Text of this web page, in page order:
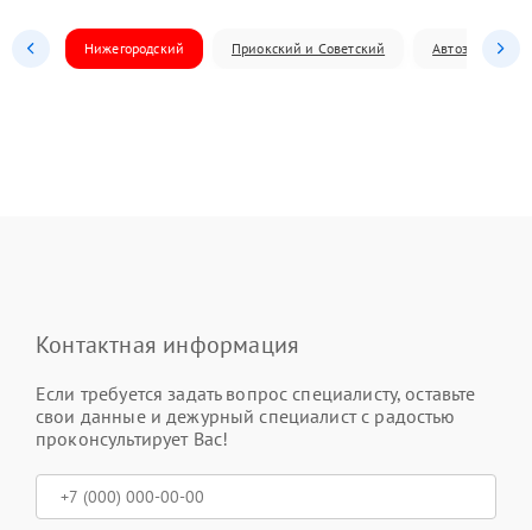
Нижегородский Приокский и Советский Автозаводский
Контактная информация
Если требуется задать вопрос специалисту, оставьте
свои данные и дежурный специалист с радостью
проконсультирует Вас!